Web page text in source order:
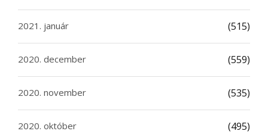
2021. január (515)
2020. december (559)
2020. november (535)
2020. október (495)